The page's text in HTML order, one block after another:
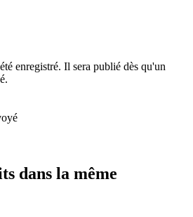
enregistré. Il sera publié dès qu'un
dans la même